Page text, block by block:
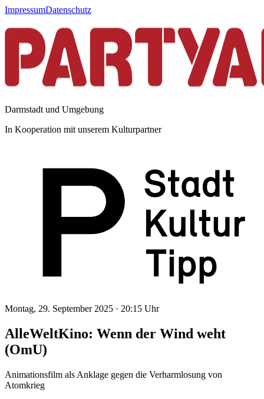
ImpressumDatenschutz
Darmstadt und Umgebung
In Kooperation mit unserem Kulturpartner
Montag, 29. September 2025 · 20:15 Uhr
AlleWeltKino: Wenn der Wind weht
(OmU)
Animationsfilm als Anklage gegen die Verharmlosung von
Atomkrieg